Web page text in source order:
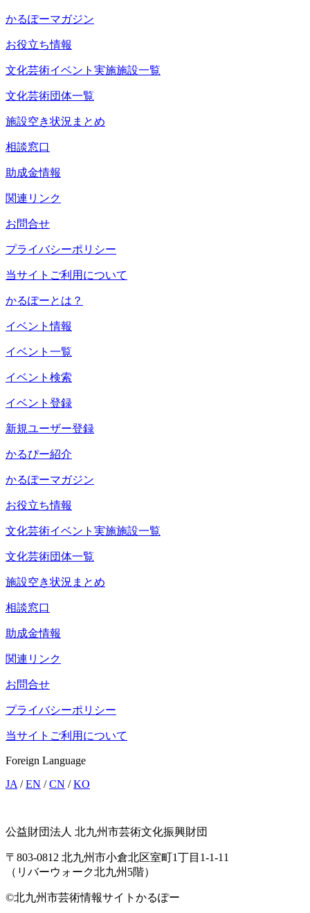
かるぽーマガジン
お役立ち情報
文化芸術イベント実施施設一覧
文化芸術団体一覧
施設空き状況まとめ
相談窓口
助成金情報
関連リンク
お問合せ
プライバシーポリシー
当サイトご利用について
かるぽーとは？
イベント情報
イベント一覧
イベント検索
イベント登録
新規ユーザー登録
かるぴー紹介
かるぽーマガジン
お役立ち情報
文化芸術イベント実施施設一覧
文化芸術団体一覧
施設空き状況まとめ
相談窓口
助成金情報
関連リンク
お問合せ
プライバシーポリシー
当サイトご利用について
Foreign Language
JA /EN /CN /KO
公益財団法人 北九州市芸術文化振興財団
〒803-0812 北九州市小倉北区室町1丁目1-1-11
（リバーウォーク北九州5階）
©北九州市芸術情報サイトかるぽー